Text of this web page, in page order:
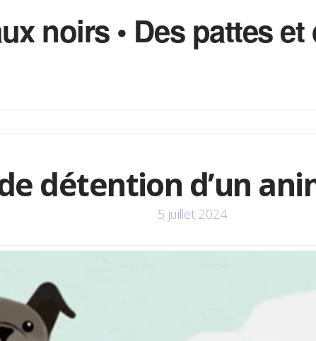
noirs • Des pattes
détention d’un
5 juillet 2024